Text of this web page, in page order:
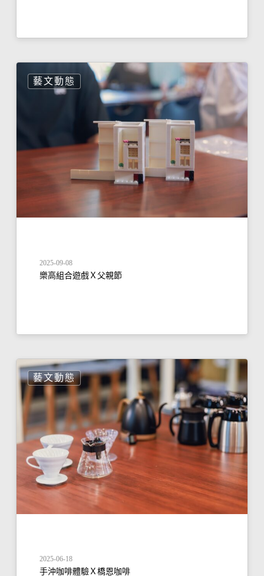
藝文動態
2025-09-08
樂高組合遊戲Ｘ父親節
藝文動態
2025-06-18
手沖咖啡體驗Ｘ橋恩咖啡